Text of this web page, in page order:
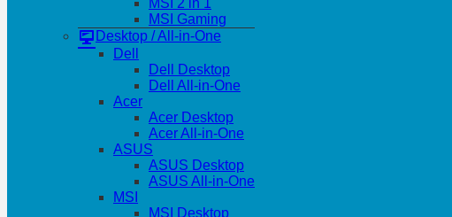
MSI 2 in 1
MSI Gaming
Desktop / All-in-One
Dell
Dell Desktop
Dell All-in-One
Acer
Acer Desktop
Acer All-in-One
ASUS
ASUS Desktop
ASUS All-in-One
MSI
MSI Desktop